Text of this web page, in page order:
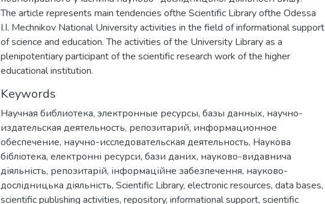
The article represents main tendencies ofthe Scientific Library ofthe Odessa
I.I. Mechnikov National University activities in the field of informational support
of science and education. The activities of the University Library as a
plenipotentiary participant of the scientific research work of the higher
educational institution.
Keywords
Научная библиотека, электронные ресурсы, базы данных, научно-
издательская деятельность, репозитарий, информационное
обеспечение, научно-исследовательская деятельность, Наукова
бібліотека, електронні ресурси, бази даних, науково-видавнича
діяльність, репозитарій, інформаційне забезпечення, науково-
дослідницька діяльність, Scientific Library, electronic resources, data bases,
scientific publishing activities, repository, informational support, scientific